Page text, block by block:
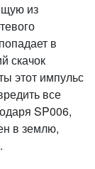
из
в
скачок
этот импульс
все
SP006,
в землю,